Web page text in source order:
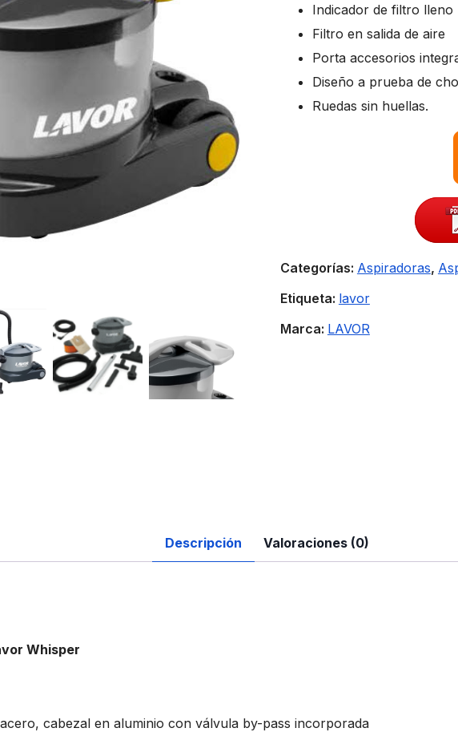
Indicador de filtro lleno
Filtro en salida de aire
Porta accesorios
Diseño a prueba de
Ruedas sin huellas.
Categorías: Aspiradoras,
Etiqueta: lavor
Marca: LAVOR
Descripción Valoraciones (0)
Whisper
cabezal en aluminio con válvula by-pass incorporada